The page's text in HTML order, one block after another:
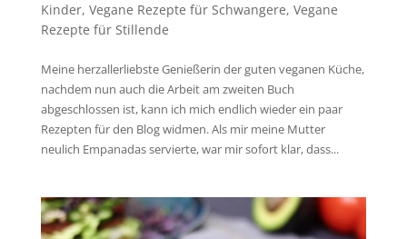
Kinder, Vegane Rezepte für Schwangere, Vegane
Rezepte für Stillende
Meine herzallerliebste Genießerin der guten veganen Küche,
nachdem nun auch die Arbeit am zweiten Buch
abgeschlossen ist, kann ich mich endlich wieder ein paar
Rezepten für den Blog widmen. Als mir meine Mutter
neulich Empanadas servierte, war mir sofort klar, dass...